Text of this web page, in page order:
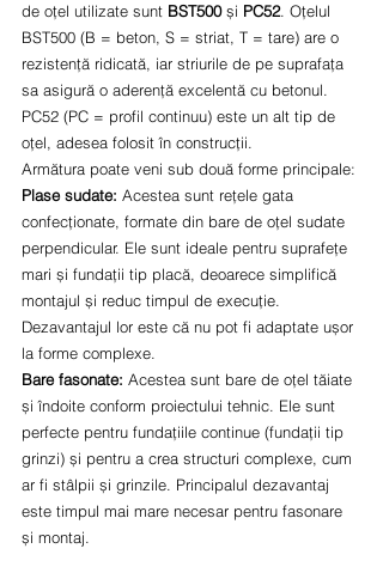
de oțel utilizate sunt BST500 și PC52. Oțelul
BST500 (B = beton, S = striat, T = tare) are o
rezistență ridicată, iar striurile de pe suprafața
sa asigură o aderență excelentă cu betonul.
PC52 (PC = profil continuu) este un alt tip de
oțel, adesea folosit în construcții.
Armătura poate veni sub două forme principale:
Plase sudate: Acestea sunt rețele gata
confecționate, formate din bare de oțel sudate
perpendicular. Ele sunt ideale pentru suprafețe
mari și fundații tip placă, deoarece simplifică
montajul și reduc timpul de execuție.
Dezavantajul lor este că nu pot fi adaptate ușor
la forme complexe.
Bare fasonate: Acestea sunt bare de oțel tăiate
și îndoite conform proiectului tehnic. Ele sunt
perfecte pentru fundațiile continue (fundații tip
grinzi) și pentru a crea structuri complexe, cum
ar fi stâlpii și grinzile. Principalul dezavantaj
este timpul mai mare necesar pentru fasonare
și montaj.